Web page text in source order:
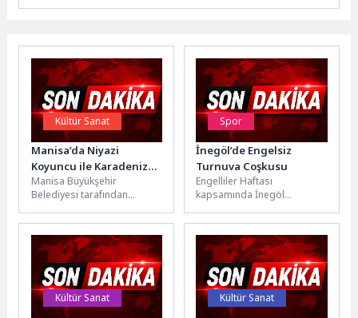
Kültür Sanat
Manisa’da Niyazi
Koyuncu ile Karadeniz
Gecesi
Manisa Büyükşehir
Belediyesi tarafından
Anadolu” konser serisi,
Karadeniz ezgileriyle devam
etti. Sevilen...
Spor
İnegöl’de Engelsiz
Turnuva Coşkusu
Engelliler Haftası
kapsamında İnegöl
Müdürlüğü iş birliğinde
düzenlenen 4. Engelsiz...
Kültür Sanat Kültür Sanat